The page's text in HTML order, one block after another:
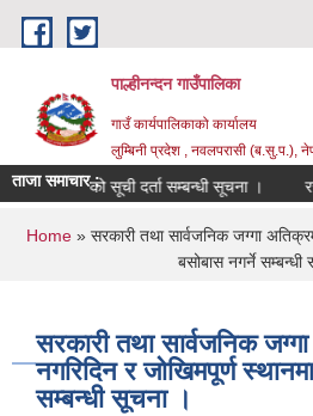
Skip to main content
पाल्हीनन्दन गाउँपालिका
गाउँ कार्यपालिकाको कार्यालय
लुम्बिनी प्रदेश , नवलपरासी (ब.सु.प.),
ताजा समाचार :
प्रशिक्षकको सूची दर्ता सम्बन्धी सूचना ।
You are here
Home» सरकारी तथा सार्वजनिक जग्गा
बसोबास नगर्ने सम्बन्धी
सरकारी तथा सार्वजनिक
नगरिदिन र जोखिमपूर्ण
सम्बन्धी सूचना ।